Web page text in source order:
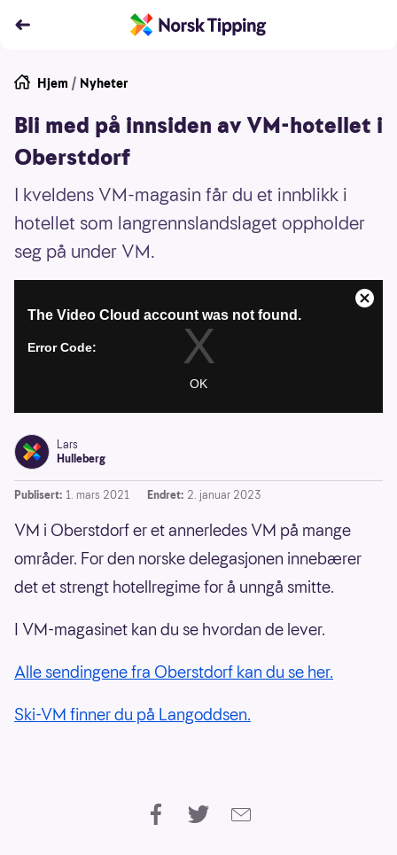
Hjem / Nyheter
Bli med på innsiden av VM-hotellet i
Oberstdorf
I kveldens VM-magasin får du et innblikk i
hotellet som langrennslandslaget oppholder
seg på under VM.
Lars
Hulleberg
Publisert: 1. mars 2021 Endret: 2. januar 2023
VM i Oberstdorf er et annerledes VM på mange
områder. For den norske delegasjonen innebærer
det et strengt hotellregime for å unngå smitte.
I VM-magasinet kan du se hvordan de lever.
Alle sendingene fra Oberstdorf kan du se her.
Ski-VM finner du på Langoddsen.